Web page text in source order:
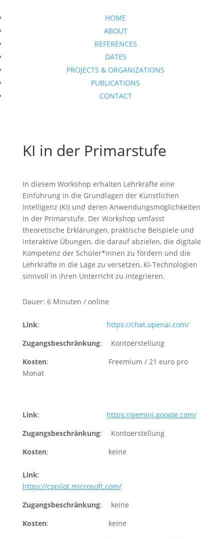
HOME
ABOUT
REFERENCES
DATES
PROJECTS & ORGANIZATIONS
PUBLICATIONS
CONTACT
KI in der Primarstufe
In diesem Workshop erhalten Lehrkräfte eine
Einführung in die Grundlagen der Künstlichen
Intelligenz (KI) und deren Anwendungsmöglichkeiten
in der Primarstufe. Der Workshop umfasst
theoretische Erklärungen, praktische Beispiele und
interaktive Übungen, die darauf abzielen, die digitale
Kompetenz der Schüler*innen zu fördern und die
Lehrkräfte in die Lage zu versetzen, KI-Technologien
sinnvoll in ihren Unterricht zu integrieren.
Dauer: 6 Minuten / online
Link: https://chat.openai.com/
Zugangsbeschränkung: Kontoerstellung
Kosten: Freemium / 21 euro pro
Monat
Link: https://gemini.google.com/
Zugangsbeschränkung: Kontoerstellung
Kosten: keine
Link:
https://copilot.microsoft.com/
Zugangsbeschränkung: keine
Kosten: keine